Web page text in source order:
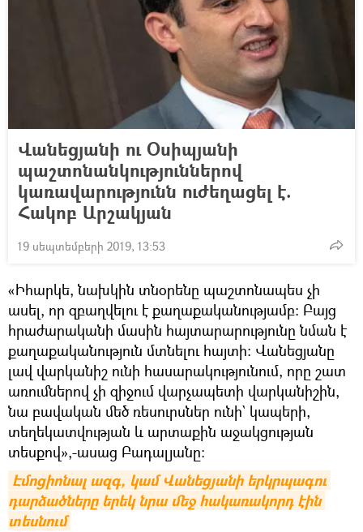
Վանեցյանի ու Օսիպյանի
պաշտոնանկություններով
կառավարությունն ուժեղացել է.
Հակոբ Արշակյան
19 սեպտեմբերի 2019, 13:53
«Իհարկե, նախկին տնօրենը պաշտոնապես չի
ասել, որ զբաղվելու է քաղաքականությամբ։ Բայց
հրաժարականի մասին հայտարարությունը նման է
քաղաքականություն մտնելու հայտի։ Վանեցյանը
լավ վարկանիշ ունի հասարակությունում, որը շատ
առումներով չի զիջում վարչապետի վարկանիշին,
նա բավական մեծ ռեսուրսներ ունի` կապերի,
տեղեկատվության և արտաքին աջակցության
տեսքով»,-ասաց Բադալյանը։
Էմոցիոնալ ազգ, կամ Վանեցյանի երկրպագու
դարձածները երեկ նրա մեջ հակառակորդ էին
տեսնում